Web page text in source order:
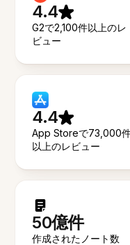
4.4
G2で2,100件以上のレ
ビュー
4.4
App Storeで73,000
以上のレビュー
50億件
作成されたノート数